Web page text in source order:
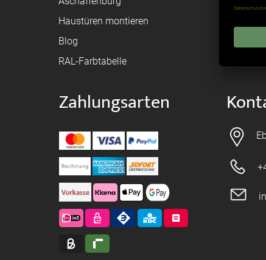
Haustüren montieren
Blog
RAL-Farbtabelle
Zahlungsarten